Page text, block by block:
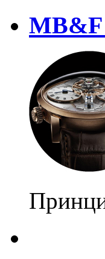
MB&F